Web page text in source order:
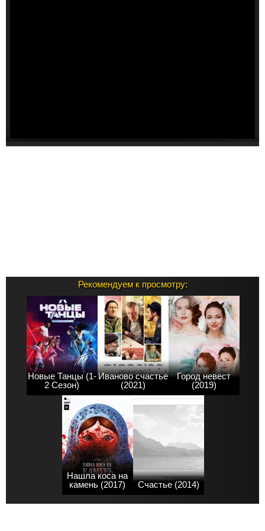
Рекомендуем к просмотру:
Новые Танцы (1-
2 Сезон)
Иваново счастье
(2021)
Город невест
(2019)
Нашла коса на
камень (2017)
Счастье (2014)